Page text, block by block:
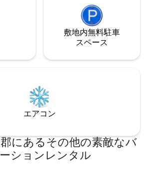
敷地内無料駐⁠車
ス⁠ペ⁠ー⁠ス
エアコン
にあるその他の素敵なバ
ションレンタル